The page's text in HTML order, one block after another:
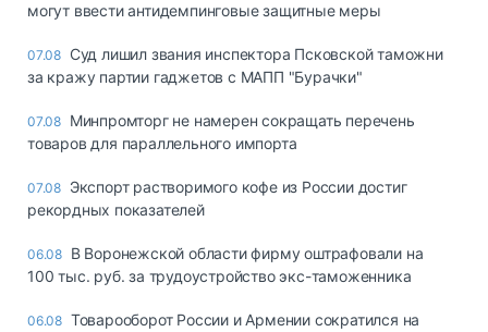
могут ввести антидемпинговые защитные меры
07.08 Суд лишил звания инспектора Псковской таможни
за кражу партии гаджетов с МАПП "Бурачки"
07.08 Минпромторг не намерен сокращать перечень
товаров для параллельного импорта
07.08 Экспорт растворимого кофе из России достиг
рекордных показателей
06.08 В Воронежской области фирму оштрафовали на
100 тыс. руб. за трудоустройство экс-таможенника
06.08 Товарооборот России и Армении сократился на